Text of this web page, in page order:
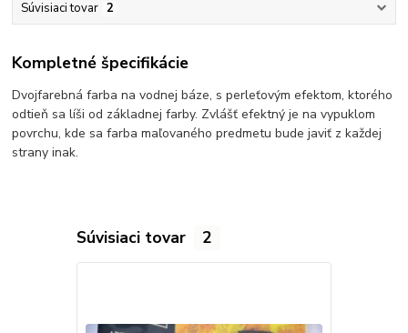
Súvisiaci tovar 2
Kompletné špecifikácie
Dvojfarebná farba na vodnej báze, s perleťovým efektom, ktorého
odtieň sa líši od základnej farby. Zvlášť efektný je na vypuklom
povrchu, kde sa farba maľovaného predmetu bude javiť z každej
strany inak.
Súvisiaci tovar 2